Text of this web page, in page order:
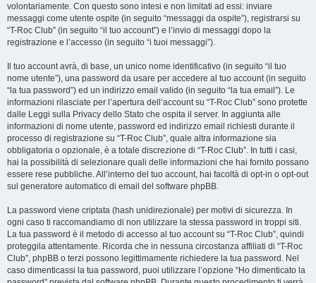
volontariamente. Con questo sono intesi e non limitati ad essi: inviare
messaggi come utente ospite (in seguito “messaggi da ospite”), registrarsi su
“T-Roc Club” (in seguito “il tuo account”) e l’invio di messaggi dopo la
registrazione e l’accesso (in seguito “i tuoi messaggi”).
Il tuo account avrà, di base, un unico nome identificativo (in seguito “il tuo
nome utente”), una password da usare per accedere al tuo account (in seguito
“la tua password”) ed un indirizzo email valido (in seguito “la tua email”). Le
informazioni rilasciate per l’apertura dell’account su “T-Roc Club” sono protette
dalle Leggi sulla Privacy dello Stato che ospita il server. In aggiunta alle
informazioni di nome utente, password ed indirizzo email richiesti durante il
processo di registrazione su “T-Roc Club”, quale altra informazione sia
obbligatoria o opzionale, è a totale discrezione di “T-Roc Club”. In tutti i casi,
hai la possibilità di selezionare quali delle informazioni che hai fornito possano
essere rese pubbliche. All’interno del tuo account, hai facoltà di opt-in o opt-out
sul generatore automatico di email del software phpBB.
La password viene criptata (hash unidirezionale) per motivi di sicurezza. In
ogni caso ti raccomandiamo di non utilizzare la stessa password in troppi siti.
La tua password è il metodo di accesso al tuo account su “T-Roc Club”, quindi
proteggila attentamente. Ricorda che in nessuna circostanza affiliati di “T-Roc
Club”, phpBB o terzi possono legittimamente richiedere la tua password. Nel
caso dimenticassi la tua password, puoi utilizzare l’opzione “Ho dimenticato la